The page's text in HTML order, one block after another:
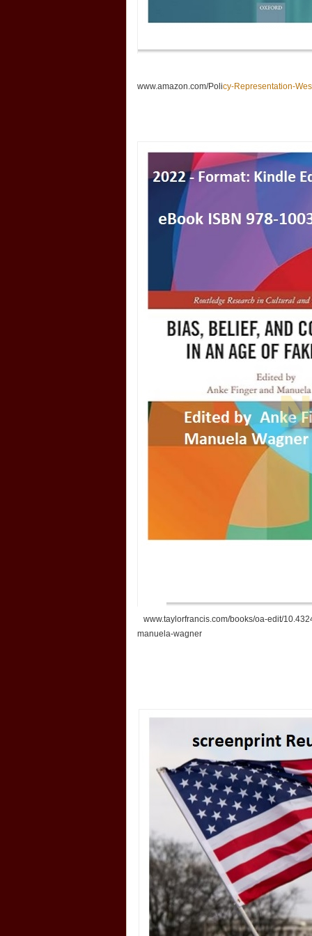
www.amazon.com/Policy-Representation-
www.taylorfrancis.com/books/oa-edit/
manuela-wagner